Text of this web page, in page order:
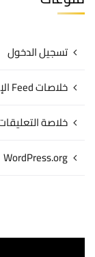
تسجيل الدخول
خلاصات Feed الإدخالات
خلاصة
WordPress.org